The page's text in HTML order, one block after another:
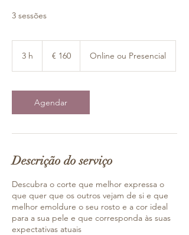
3 sessões
3 h € 160 Online ou Presencial
Agendar
Descrição do serviço
Descubra o corte que melhor expressa o
que quer que os outros vejam de si e que
melhor emoldure o seu rosto e a cor ideal
para a sua pele e que corresponda às suas
expectativas atuais